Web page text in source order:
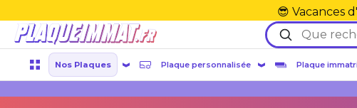
😎 Vacances
Nos Plaques Plaque personnalisée Plaque